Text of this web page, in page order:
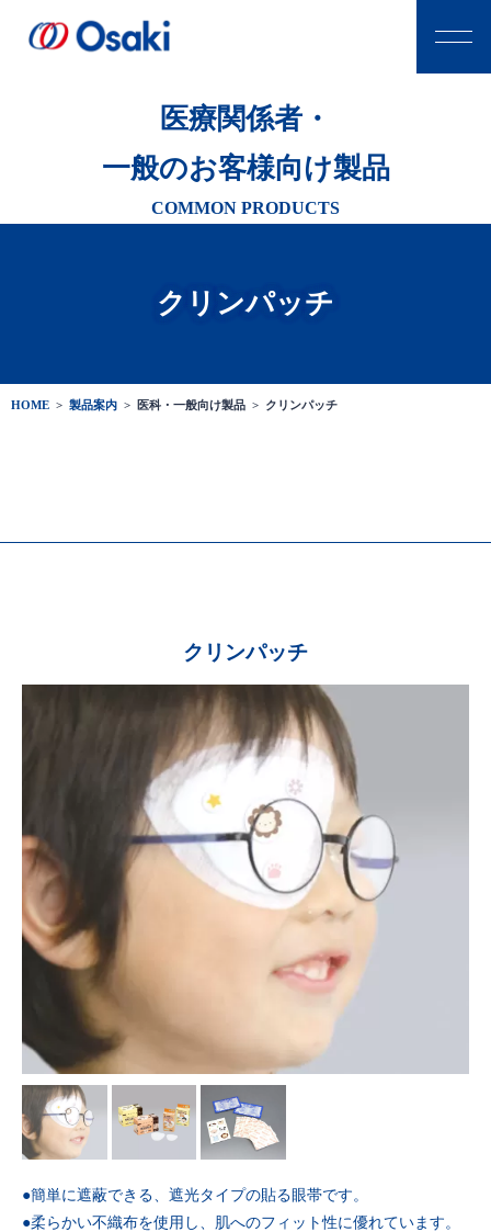
医療関係者・
一般のお客様向け製品
COMMON PRODUCTS
クリンパッチ
HOME > 製品案内 > 医科・一般向け製品 > クリンパッチ
クリンパッチ
●簡単に遮蔽できる、遮光タイプの貼る眼帯です。
●柔らかい不織布を使用し、肌へのフィット性に優れています。